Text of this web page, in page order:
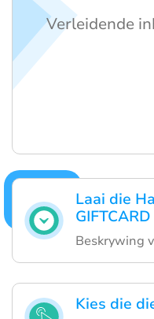
Laai die
Beskrywing
Kies die
Verleidende